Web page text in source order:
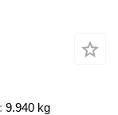
9.940 kg